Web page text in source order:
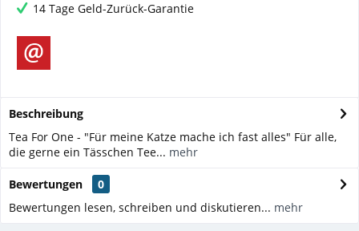
14 Tage Geld-Zurück-Garantie
Beschreibung
Tea For One - "Für meine Katze mache ich fast alles" Für alle,
die gerne ein Tässchen Tee... mehr
Bewertungen
0
Bewertungen lesen, schreiben und diskutieren... mehr